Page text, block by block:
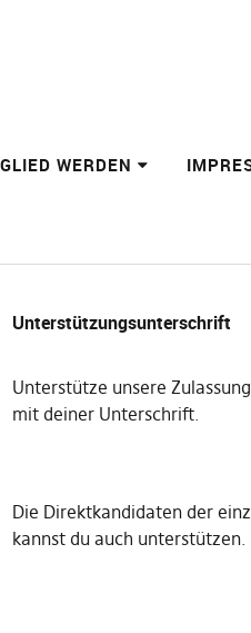
WERDEN
Unterstützungsunterschrift
Unterstütze unsere
mit deiner Unterschrift.
Die Direktkandidaten der
kannst du auch unterstützen.